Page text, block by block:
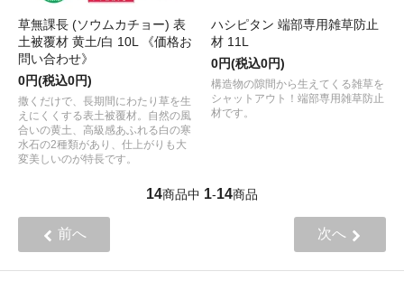
草無課長 (ソウムカチョー) 表
土被覆材 黄土/白 10L 《価格お
問い合わせ》
0円(税込0円)
撒くだけで、長期間にわたり草を生
えにくくする表土被覆材。自然の風
合いの黄土、高級感あふれる白の寒
水石の2種類があり、仕上がりも大
変美しいのが特長です。
ハシピタン 端部専用雑草防止
材 11L
0円(税込0円)
構造物の隙間から生えてくる雑草を
シャットアウト！端部専用雑草防止
材です。
14商品中 1-14商品
前へ 次へ